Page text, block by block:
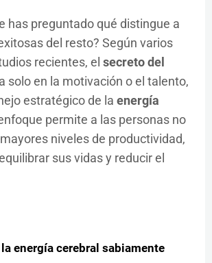
has preguntado qué distingue a
del resto? Según varios
recientes, el secreto del
solo en la motivación o el talento,
estratégico de la energía
permite a las personas no
niveles de productividad,
sus vidas y reducir el
energía cerebral sabiamente